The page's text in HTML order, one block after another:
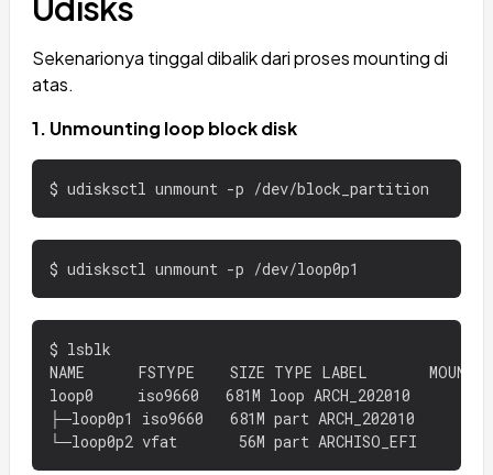
Sekenarionya tinggal dibalik dari proses mounting di
atas.
1. Unmounting loop block disk
$ lsblk
NAME      FSTYPE    SIZE TYPE LABEL
loop0     iso9660   681M loop ARCH_202010
├─loop0p1 iso9660   681M part ARCH_202010